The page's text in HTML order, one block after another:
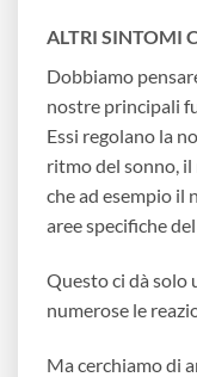
ALTRI SINTOMI
Dobbiamo
nostre principali
Essi regolano la
ritmo del sonno,
che ad esempio il
aree specifiche
Questo ci dà solo
numerose le
Ma cerchiamo di